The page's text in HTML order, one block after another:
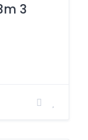
3